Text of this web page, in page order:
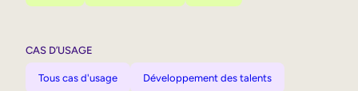
CAS D’USAGE
Tous cas d'usage Développement des talents